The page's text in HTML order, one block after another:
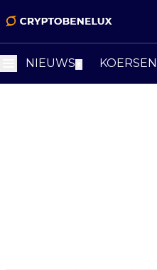
NIEUWS KOERSEN